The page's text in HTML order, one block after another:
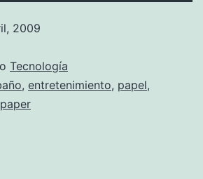
2009
Tecnología
, entretenimiento, papel,